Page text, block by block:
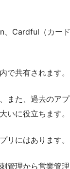
、Cardful（カード
で共有されます。
また、過去のアプ
いに役立ちます。
リにはあります。
管理から営業管理